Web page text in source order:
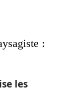
:
les